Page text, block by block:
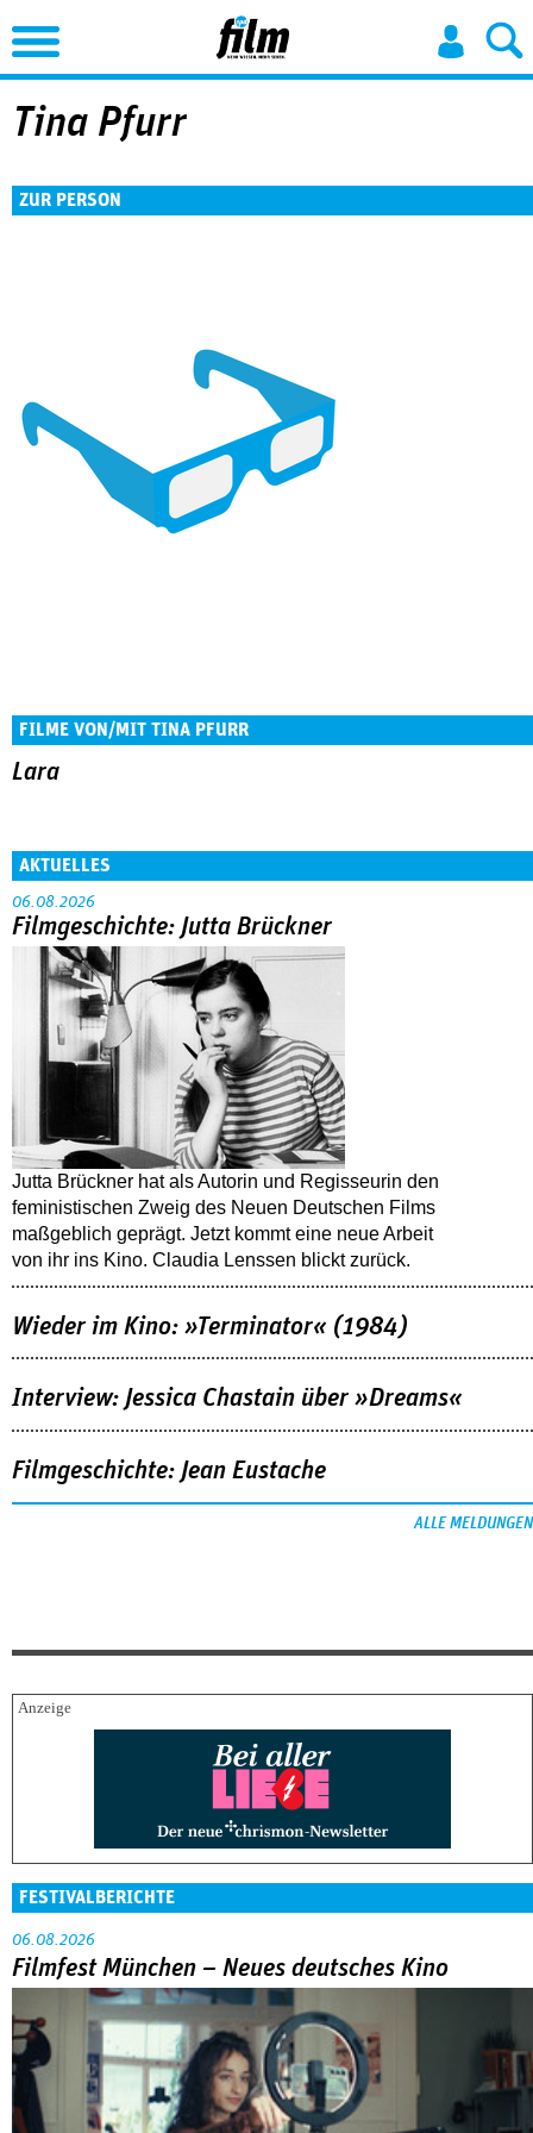
Jump to Navigation
Tina Pfurr
ZUR PERSON
FILME VON/MIT TINA PFURR
Lara
AKTUELLES
06.08.2026
Filmgeschichte: Jutta Brückner
Jutta Brückner hat als Autorin und Regisseurin den
feministischen Zweig des Neuen Deutschen Films
maßgeblich geprägt. Jetzt kommt eine neue Arbeit
von ihr ins Kino. Claudia Lenssen blickt zurück.
Wieder im Kino: »Terminator« (1984)
Interview: Jessica Chastain über »Dreams«
Filmgeschichte: Jean Eustache
ALLE MELDUNGEN
FESTIVALBERICHTE
06.08.2026
Filmfest München – Neues deutsches Kino